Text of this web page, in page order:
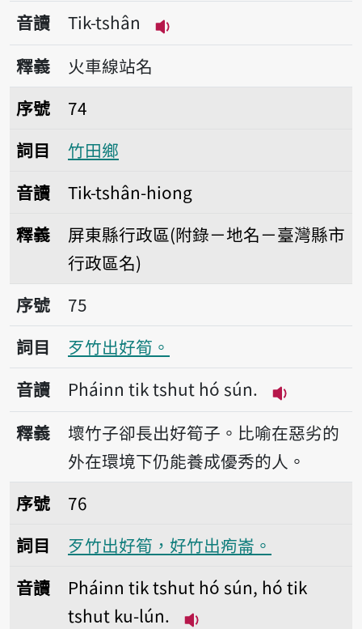
音讀
Tik-tshân
播放音讀Tik-tshân
釋義
火車線站名
序號74竹田鄉
序號
74
詞目
竹田鄉
音讀
Tik-tshân-hiong
釋義
屏東縣行政區(附錄－地名－臺灣縣市
行政區名)
序號75歹竹出好筍。
序號
75
詞目
歹竹出好筍。
音讀
Pháinn tik tshut hó sún.
播放音讀
釋義
壞竹子卻長出好筍子。比喻在惡劣的
外在環境下仍能養成優秀的人。
序號76歹竹出好筍，好竹出痀崙。
序號
76
詞目
歹竹出好筍，好竹出痀崙。
音讀
Pháinn tik tshut hó sún, hó tik
tshut ku-lún.